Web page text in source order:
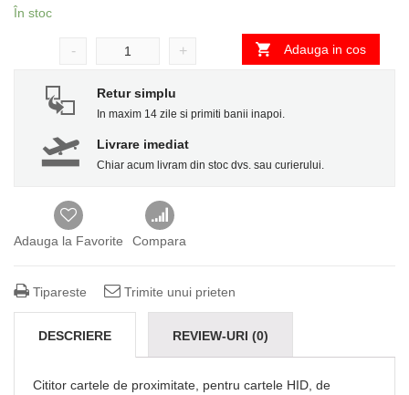
În stoc
- + Adauga in cos
Retur simplu
In maxim 14 zile si primiti banii inapoi.
Livrare imediat
Chiar acum livram din stoc dvs. sau curierului.
Adauga la Favorite Compara
Tipareste Trimite unui prieten
DESCRIERE REVIEW-URI (0)
SUPORT TEHNIC
Cititor cartele de proximitate, pentru cartele HID, de